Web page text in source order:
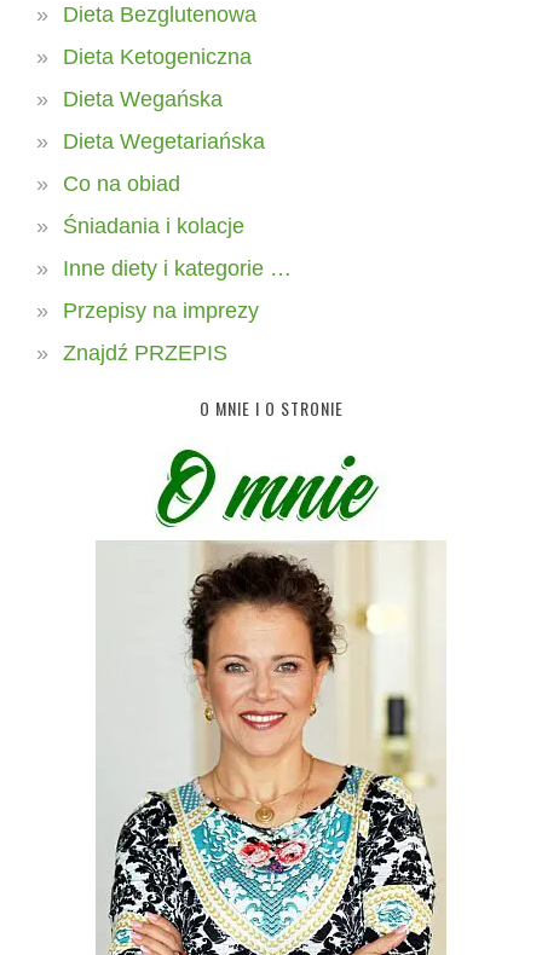
Dieta Bezglutenowa
Dieta Ketogeniczna
Dieta Wegańska
Dieta Wegetariańska
Co na obiad
Śniadania i kolacje
Inne diety i kategorie …
Przepisy na imprezy
Znajdź PRZEPIS
O MNIE I O STRONIE